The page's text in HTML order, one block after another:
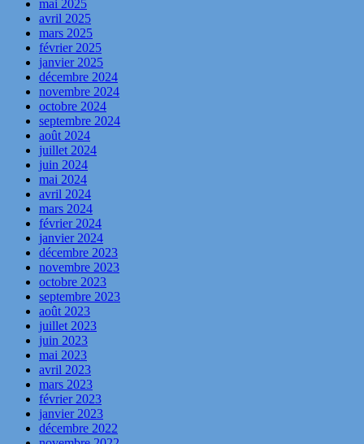
mai 2025
avril 2025
mars 2025
février 2025
janvier 2025
décembre 2024
novembre 2024
octobre 2024
septembre 2024
août 2024
juillet 2024
juin 2024
mai 2024
avril 2024
mars 2024
février 2024
janvier 2024
décembre 2023
novembre 2023
octobre 2023
septembre 2023
août 2023
juillet 2023
juin 2023
mai 2023
avril 2023
mars 2023
février 2023
janvier 2023
décembre 2022